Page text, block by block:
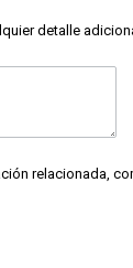
detalle
relacionada,